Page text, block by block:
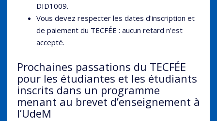
DID1009.
Vous devez respecter les dates d'inscription et
de paiement du TECFÉE : aucun retard n'est
accepté.
Prochaines passations du TECFÉE
pour les étudiantes et les étudiants
inscrits dans un programme
menant au brevet d’enseignement à
l’UdeM